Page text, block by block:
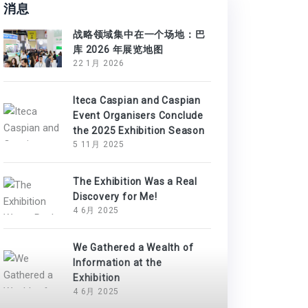
消息
战略领域集中在一个场地：巴
库 2026 年展览地图
22 1月 2026
Iteca Caspian and Caspian
Event Organisers Conclude
the 2025 Exhibition Season
5 11月 2025
The Exhibition Was a Real
Discovery for Me!
4 6月 2025
We Gathered a Wealth of
Information at the
Exhibition
4 6月 2025